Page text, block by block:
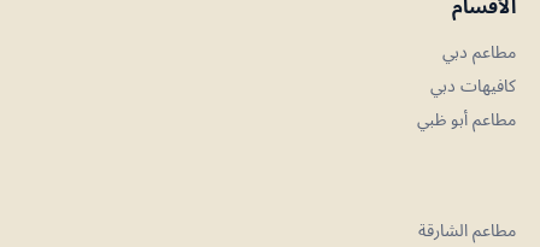
الأقسام
مطاعم دبي
كافيهات دبي
مطاعم أبو ظبي
مطاعم الشارقة